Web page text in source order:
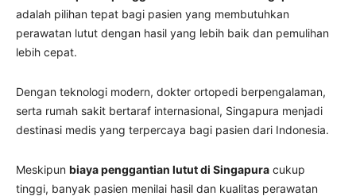
adalah pilihan tepat bagi pasien yang membutuhkan
perawatan lutut dengan hasil yang lebih baik dan pemulihan
lebih cepat.
Dengan teknologi modern, dokter ortopedi berpengalaman,
serta rumah sakit bertaraf internasional, Singapura menjadi
destinasi medis yang terpercaya bagi pasien dari Indonesia.
Meskipun biaya penggantian lutut di Singapura cukup
tinggi, banyak pasien menilai hasil dan kualitas perawatan